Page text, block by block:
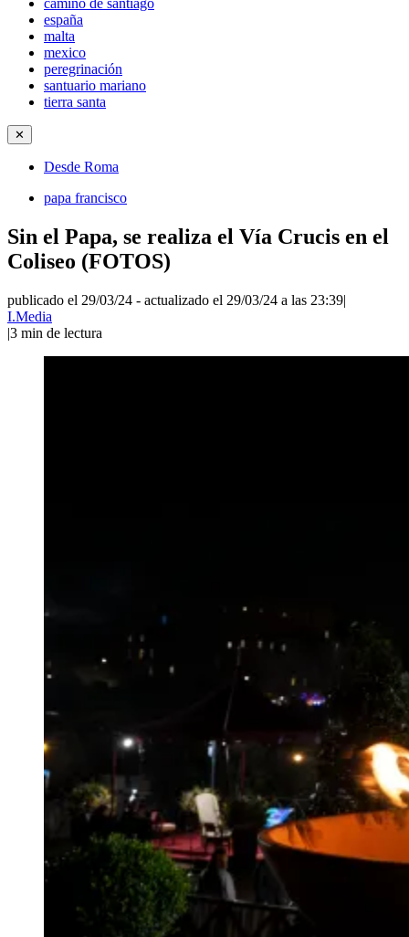
camino de santiago
españa
malta
mexico
peregrinación
santuario mariano
tierra santa
✕
Desde Roma
papa francisco
Sin el Papa, se realiza el Vía Crucis en el
Coliseo (FOTOS)
publicado el 29/03/24 - actualizado el 29/03/24 a las 23:39|
I.Media
|3 min de lectura